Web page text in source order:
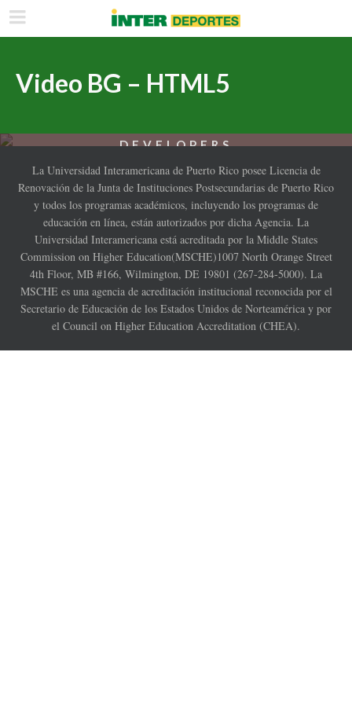
Video BG – HTML5
DEVELOPERS
ALL THE TOOLS YOU NEED TO BUILD A
TOP NOTCH WEBSITE. COMES WITH
OUTSTANDING SUPPORT.
PURCHASE »
La Universidad Interamericana de Puerto Rico posee Licencia de
Renovación de la Junta de Instituciones Postsecundarias de Puerto Rico
y todos los programas académicos, incluyendo los programas de
educación en línea, están autorizados por dicha Agencia. La
Universidad Interamericana está acreditada por la Middle States
Commission on Higher Education(MSCHE)1007 North Orange Street
4th Floor, MB #166, Wilmington, DE 19801 (267-284-5000). La
MSCHE es una agencia de acreditación institucional reconocida por el
Secretario de Educación de los Estados Unidos de Norteamérica y por
el Council on Higher Education Accreditation (CHEA).